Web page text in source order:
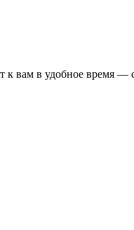
к вам в удобное время